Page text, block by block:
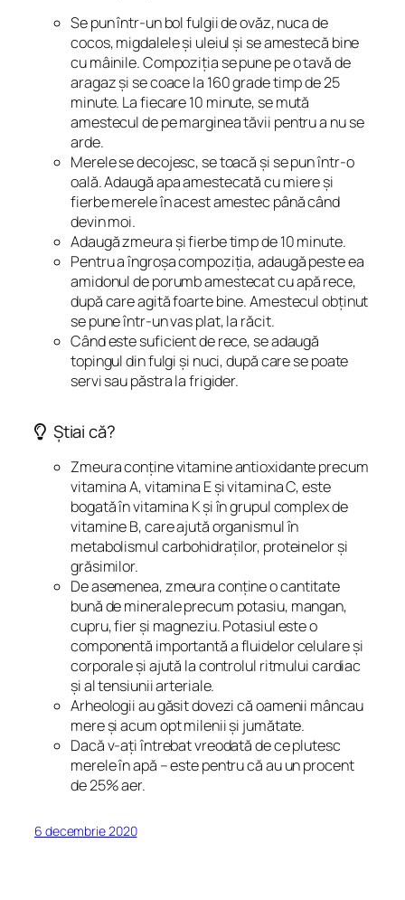
Se pun într-un bol fulgii de ovăz, nuca de
cocos, migdalele și uleiul și se amestecă bine
cu mâinile. Compoziția se pune pe o tavă de
aragaz și se coace la 160 grade timp de 25
minute. La fiecare 10 minute, se mută
amestecul de pe marginea tăvii pentru a nu se
arde.
Merele se decojesc, se toacă și se pun într-o
oală. Adaugă apa amestecată cu miere și
fierbe merele în acest amestec până când
devin moi.
Adaugă zmeura și fierbe timp de 10 minute.
Pentru a îngroșa compoziția, adaugă peste ea
amidonul de porumb amestecat cu apă rece,
după care agită foarte bine. Amestecul obținut
se pune într-un vas plat, la răcit.
Când este suficient de rece, se adaugă
topingul din fulgi și nuci, după care se poate
servi sau păstra la frigider.
Știai că?
Zmeura conține vitamine antioxidante precum
vitamina A, vitamina E și vitamina C, este
bogată în vitamina K și în grupul complex de
vitamine B, care ajută organismul în
metabolismul carbohidraților, proteinelor și
grăsimilor.
De asemenea, zmeura conține o cantitate
bună de minerale precum potasiu, mangan,
cupru, fier și magneziu. Potasiul este o
componentă importantă a fluidelor celulare și
corporale și ajută la controlul ritmului cardiac
și al tensiunii arteriale.
Arheologii au găsit dovezi că oamenii mâncau
mere și acum opt milenii și jumătate.
Dacă v-ați întrebat vreodată de ce plutesc
merele în apă – este pentru că au un procent
de 25% aer.
6 decembrie 2020